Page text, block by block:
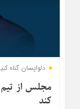
دلواپسان گناه
مجلس از
کند